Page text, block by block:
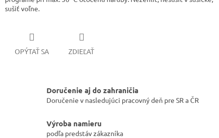
sušiť voľne.
OPÝTAŤ SA ZDIEĽAŤ
Doručenie aj do zahraničia
Doručenie v nasledujúci pracovný deň pre SR a ČR
Výroba namieru
podľa predstáv zákazníka